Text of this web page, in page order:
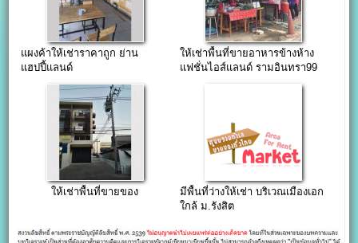
แผงค้าให้เช่าราคาถูก ย่าน
แฮปปี้แลนด์
ให้เช่าพื้นที่ขายอาหารข้างห้าง
แฟชั่นไอส์แลนด์ รามอินทรา99
ให้เช่าพื้นที่ขายของ
มีพื้นที่ว่างให้เช่า บริเวณเมืองเอก
ใกล้ ม.รังสิต